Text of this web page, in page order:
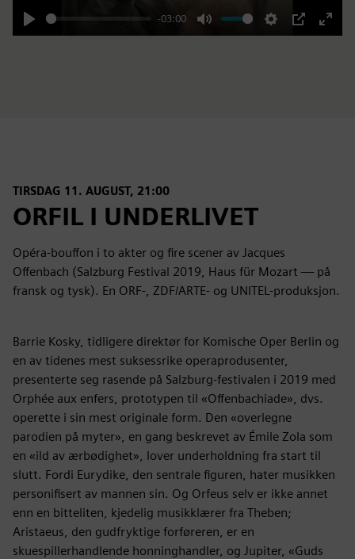
Play
-03:00
Mute Settings
PIP
Enter
TIRSDAG 11. AUGUST, 21:00
ORFIL I UNDERLIVET
Opéra-bouffon i to akter og fire scener av Jacques
Offenbach (Salzburg Festival 2019, Haus für Mozart — på
fransk og tysk). En ORF-, ZDF/ARTE- og UNITEL-produksjon.
Barrie Kosky, tidligere direktør for Komische Oper Berlin og
en av tidenes mest suksessrike operaprodusenter,
presenterte seg rasende på Salzburg-festivalen i 2019 med
Orphée aux enfers, prototypen til «Offenbachiade», dvs.
operette i sin mest originale form. Den «overlegne
parodien på myter», en gang beskrevet av Émile Zola som
en «ild av ærbødighet», lover underholdning fra start til
slutt. Fordi Eurydike, den sentrale figuren, hater musikken
personifisert av mannen sin. Og Orfeus selv er ikke annet
enn en bitteliten, kjedelig musikklærer fra Theben;
Aristaeus, den gudfryktige forføreren, er en
skuespillerhandlende honninghandler, og Jupiter, «Guds